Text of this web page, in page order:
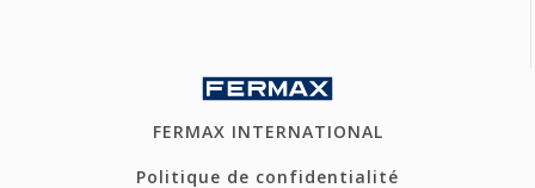
FERMAX INTERNATIONAL
Politique de confidentialité